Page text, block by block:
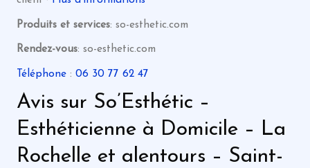
Produits et services: so-esthetic.com
Rendez-vous: so-esthetic.com
Téléphone: 06 30 77 62 47
Avis sur So’Esthétic –
Esthéticienne à Domicile – La
Rochelle et alentours – Saint-